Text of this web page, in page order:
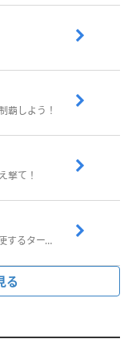
覇しよう！
撃て！
武器の『アビリティ』と『戦神』を駆使するターン制コマンドバトルRPG！
る